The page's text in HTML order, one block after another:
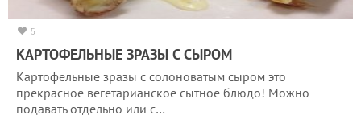
5
КАРТОФЕЛЬНЫЕ ЗРАЗЫ С СЫРОМ
Картофельные зразы с солоноватым сыром это
прекрасное вегетарианское сытное блюдо! Можно
подавать отдельно или с…